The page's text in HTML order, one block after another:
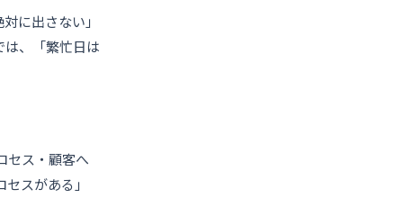
に出さない」
は、「繁忙日は
セス・顧客へ
スがある」